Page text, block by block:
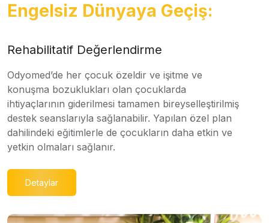
Engelsiz Dünyaya Geçiş:
Rehabilitatif Değerlendirme
Odyomed’de her çocuk özeldir ve işitme ve
konuşma bozuklukları olan çocuklarda
ihtiyaçlarının giderilmesi tamamen bireyselleştirilmiş
destek seanslarıyla sağlanabilir. Yapılan özel plan
dahilindeki eğitimlerle de çocukların daha etkin ve
yetkin olmaları sağlanır.
Detaylar